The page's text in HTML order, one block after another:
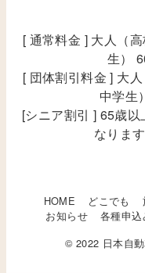
[ 通常料金 ] 大人（
生）
[ 団体割引料金 ] 大
中学生
[シニア割引 ] 65歳
なりま
HOME どこでも
お知らせ
各種申込
© 2022 日本自